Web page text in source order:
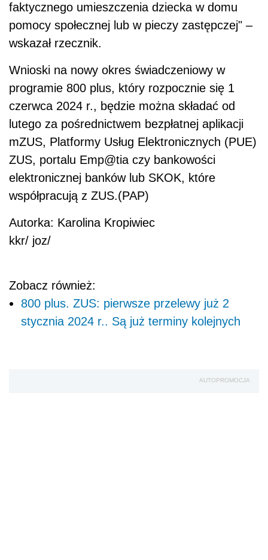
faktycznego umieszczenia dziecka w domu
pomocy społecznej lub w pieczy zastępczej" –
wskazał rzecznik.
Wnioski na nowy okres świadczeniowy w
programie 800 plus, który rozpocznie się 1
czerwca 2024 r., będzie można składać od
lutego za pośrednictwem bezpłatnej aplikacji
mZUS, Platformy Usług Elektronicznych (PUE)
ZUS, portalu Emp@tia czy bankowości
elektronicznej banków lub SKOK, które
współpracują z ZUS.(PAP)
Autorka: Karolina Kropiwiec
kkr/ joz/
Zobacz również:
800 plus. ZUS: pierwsze przelewy już 2
stycznia 2024 r.. Są już terminy kolejnych
AUTOPROMOCJA